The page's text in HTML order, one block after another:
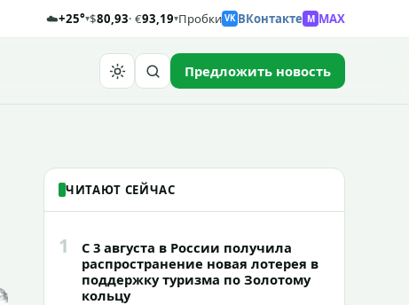
☁️+25°▾$80,93· €93,19▾Пробки VK ВКонтакте M MAX
Предложить новость
ЧИТАЮТ СЕЙЧАС
1
С 3 августа в России получила
распространение новая лотерея в
поддержку туризма по Золотому
кольцу